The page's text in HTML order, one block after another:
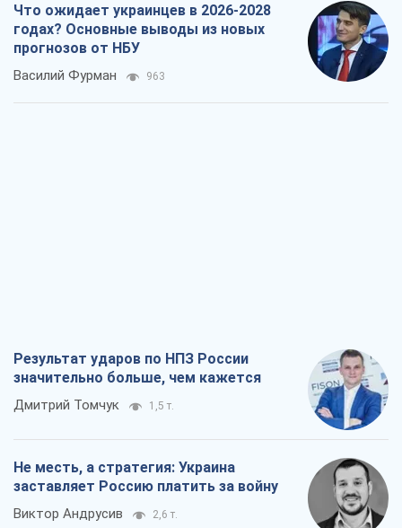
Что ожидает украинцев в 2026-2028
годах? Основные выводы из новых
прогнозов от НБУ
Василий Фурман 963
Результат ударов по НПЗ России
значительно больше, чем кажется
Дмитрий Томчук 1,5 т.
Не месть, а стратегия: Украина
заставляет Россию платить за войну
Виктор Андрусив 2,6 т.